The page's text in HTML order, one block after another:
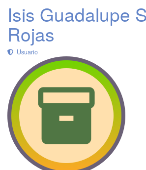
Isis Guadalupe
Rojas
Usuario